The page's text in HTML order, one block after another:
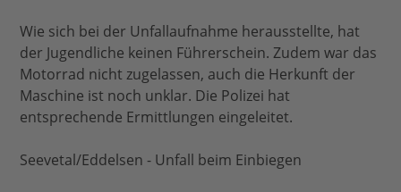
Wie sich bei der Unfallaufnahme herausstellte, hat
der Jugendliche keinen Führerschein. Zudem war das
Motorrad nicht zugelassen, auch die Herkunft der
Maschine ist noch unklar. Die Polizei hat
entsprechende Ermittlungen eingeleitet.
Seevetal/Eddelsen - Unfall beim Einbiegen